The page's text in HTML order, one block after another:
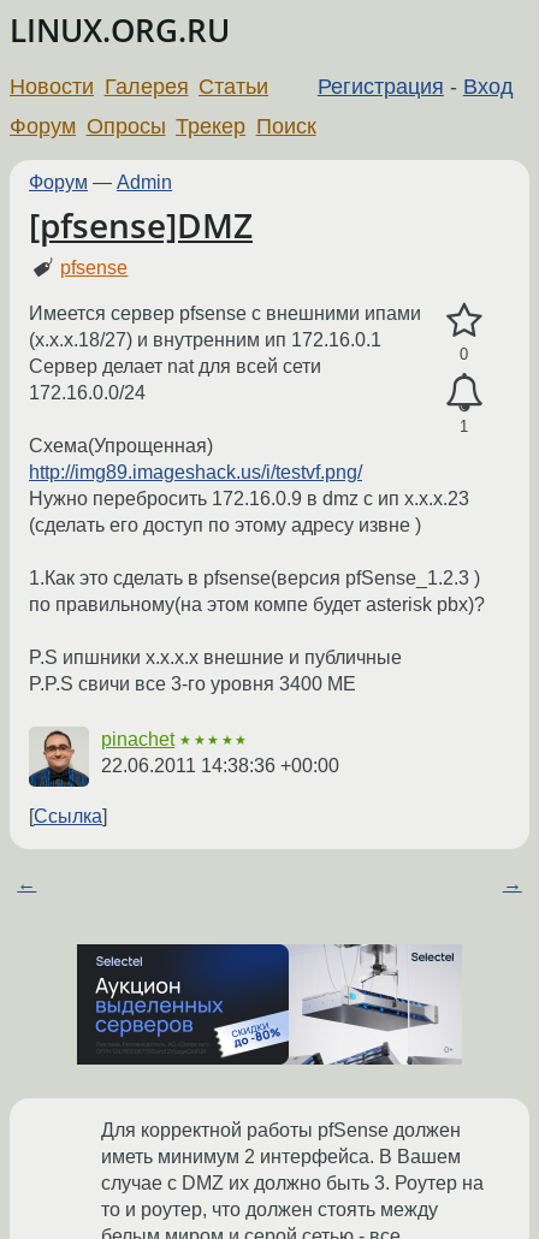
LINUX.ORG.RU
Регистрация - Вход
Новости Галерея Статьи
Форум Опросы Трекер Поиск
Форум — Admin
[pfsense]DMZ
pfsense
0
1
Имеется сервер pfsense c внешними ипами
(x.x.x.18/27) и внутренним ип 172.16.0.1
Сервер делает nat для всей сети
172.16.0.0/24
Схема(Упрощенная)
http://img89.imageshack.us/i/testvf.png/
Нужно перебросить 172.16.0.9 в dmz с ип x.x.x.23
(сделать его доступ по этому адресу извне )
1.Как это сделать в pfsense(версия pfSense_1.2.3 )
по правильному(на этом компе будет asterisk pbx)?
P.S ипшники x.x.x.x внешние и публичные
P.P.S свичи все 3-го уровня 3400 ME
pinachet ★★★★★
22.06.2011 14:38:36 +00:00
Ссылка
← →
Для корректной работы pfSense должен
иметь минимум 2 интерфейса. В Вашем
случае с DMZ их должно быть 3. Роутер на
то и роутер, что должен стоять между